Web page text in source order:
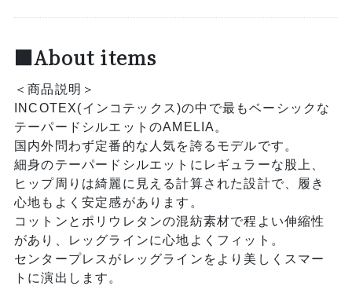
■About items
＜商品説明＞
INCOTEX(インコテックス)の中で最もベーシックな
テーパードシルエットのAMELIA。
国内外問わず定番的な人気を誇るモデルです。
細身のテーパードシルエットにレギュラーな股上、
ヒップ周りは綺麗に見える計算された設計で、履き
心地もよく安定感があります。
コットンとポリウレタンの混紡素材で程よい伸縮性
があり、レッグラインに心地よくフィット。
センタープレスがレッグラインをより美しくスマー
トに演出します。